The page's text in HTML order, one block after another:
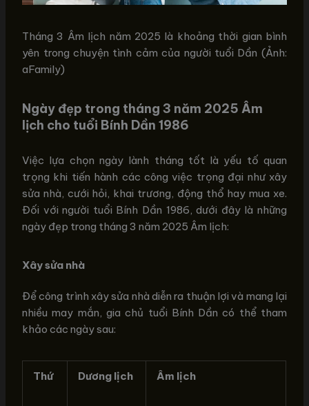
Tháng 3 Âm lịch năm 2025 là khoảng thời gian bình
yên trong chuyện tình cảm của người tuổi Dần (Ảnh:
aFamily)
Ngày đẹp trong tháng 3 năm 2025 Âm
lịch cho tuổi Bính Dần 1986
Việc lựa chọn ngày lành tháng tốt là yếu tố quan
trọng khi tiến hành các công việc trọng đại như xây
sửa nhà, cưới hỏi, khai trương, động thổ hay mua xe.
Đối với người tuổi Bính Dần 1986, dưới đây là những
ngày đẹp trong tháng 3 năm 2025 Âm lịch:
Xây sửa nhà
Để công trình xây sửa nhà diễn ra thuận lợi và mang lại
nhiều may mắn, gia chủ tuổi Bính Dần có thể tham
khảo các ngày sau:
Thứ Dương lịch Âm lịch